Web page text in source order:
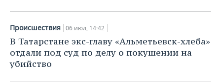
Происшествия 06 июл, 14:42
В Татарстане экс-главу «Альметьевск-хлеба»
отдали под суд по делу о покушении на
убийство